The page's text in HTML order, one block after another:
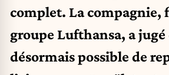
complet. La compagnie,
groupe Lufthansa, a
désormais possible de